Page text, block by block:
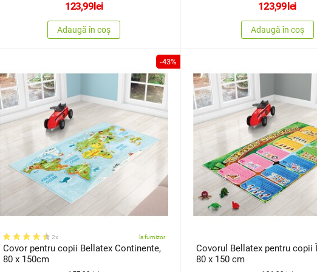
123,99 lei
Adaugă în coș
123,99 lei
Adaugă în coș
-43%
2x la furnizor
Covor pentru copii Bellatex Continente,
80 x 150cm
Covorul Bellatex pentru copii
80 x 150 cm